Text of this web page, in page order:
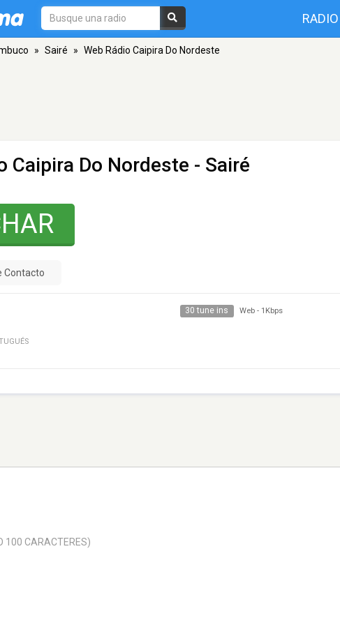
RADIO
» Sairé » Web Rádio Caipira Do Nordeste
Caipira Do Nordeste - Sairé
Contacto
30 tune ins Web - 1Kbps